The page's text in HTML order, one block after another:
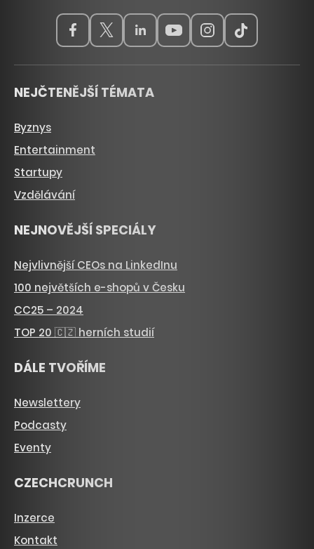
NEJČTENĚJŠÍ TÉMATA
Byznys
Entertainment
Startupy
Vzdělávání
NEJNOVĚJŠÍ SPECIÁLY
Nejvlivnější CEOs na LinkedInu
100 největších e-shopů v Česku
CC25 – 2024
TOP 20 🇨🇿 herních studií
DÁLE TVOŘÍME
Newslettery
Podcasty
Eventy
CZECHCRUNCH
Inzerce
Kontakt